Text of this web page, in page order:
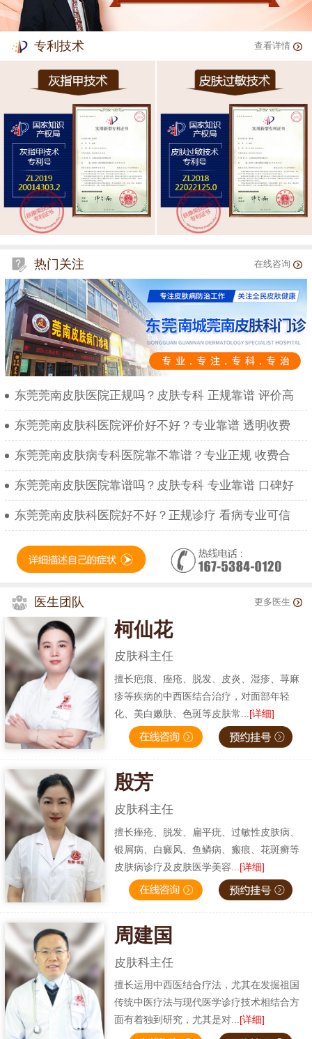
专利技术 查看详情
热门关注 在线咨询
东莞莞南皮肤医院正规吗？皮肤专科 正规靠谱 评价高
东莞莞南皮肤科医院评价好不好？专业靠谱 透明收费
东莞莞南皮肤病专科医院靠不靠谱？专业正规 收费合
东莞莞南皮肤医院靠谱吗？皮肤专科 专业靠谱 口碑好
东莞莞南皮肤科医院好不好？正规诊疗 看病专业可信
医生团队 更多医生
柯仙花
皮肤科主任
擅长疤痕、痤疮、脱发、皮炎、湿疹、荨麻
疹等疾病的中西医结合治疗，对面部年轻
化、美白嫩肤、色斑等皮肤常... [详细]
殷芳
皮肤科主任
擅长痤疮、脱发、扁平疣、过敏性皮肤病、
银屑病、白癜风、鱼鳞病、瘢痕、花斑癣等
皮肤病诊疗及皮肤医学美容... [详细]
周建国
皮肤科主任
擅长运用中西医结合疗法，尤其在发掘祖国
传统中医疗法与现代医学诊疗技术相结合方
面有着独到研究，尤其是对...[详细]